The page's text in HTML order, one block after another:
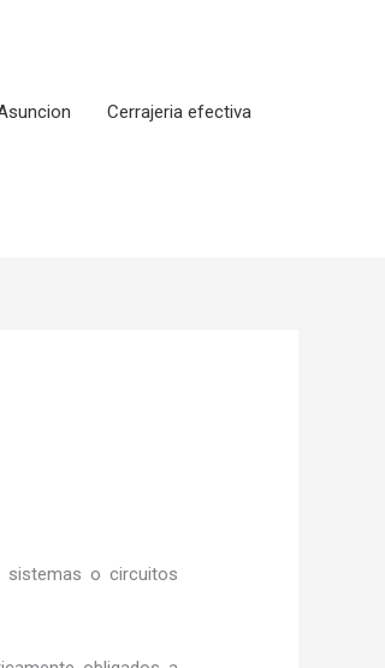
Cerrajeria efectiva
sistemas o circuitos